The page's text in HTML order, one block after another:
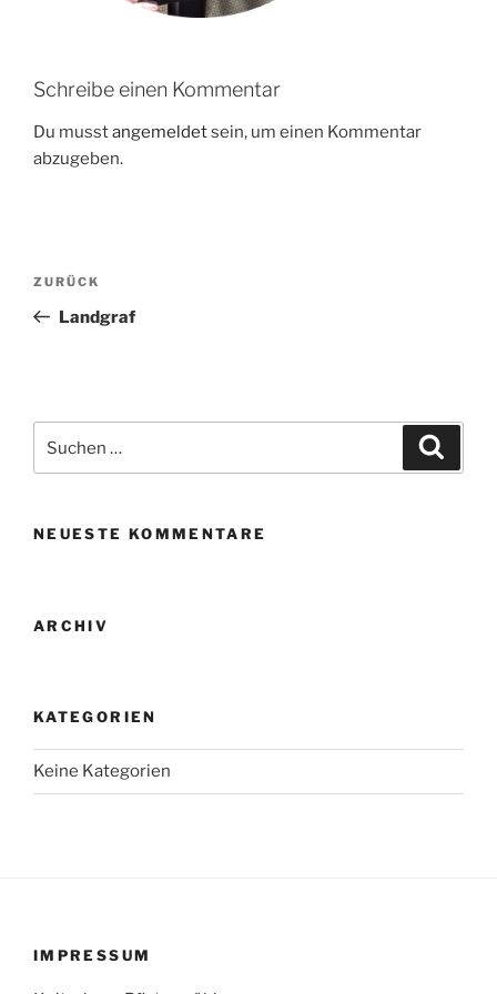
Schreibe einen Kommentar
Du musstangemeldetsein, um einen Kommentar
abzugeben.
Beitragsnavigation
Vorheriger
Beitrag
ZURÜCK
Landgraf
nach:
NEUESTE KOMMENTARE
ARCHIV
KATEGORIEN
Keine Kategorien
IMPRESSUM